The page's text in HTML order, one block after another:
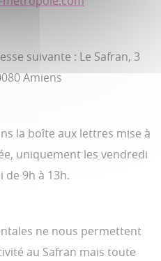
suivante : Le Safran, 3
Amiens
la boîte aux lettres mise à
uniquement les vendredi
de 9h à 13h.
ne nous permettent
au Safran mais toute